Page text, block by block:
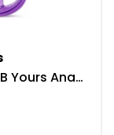
Anaalitappi Lila